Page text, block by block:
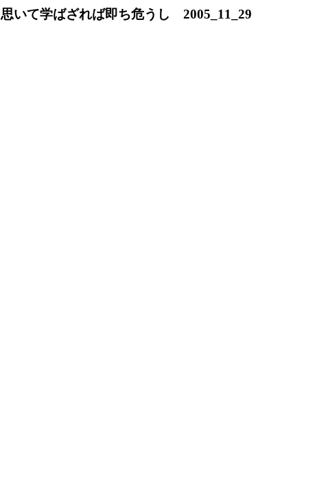
思いて学ばざれば即ち危うし 2005_11_29